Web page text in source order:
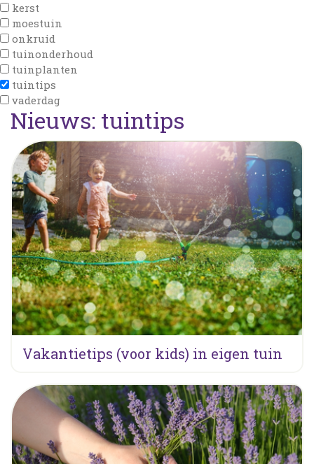
kerst
moestuin
onkruid
tuinonderhoud
tuinplanten
tuintips
vaderdag
Nieuws: tuintips
Vakantietips (voor kids) in eigen tuin